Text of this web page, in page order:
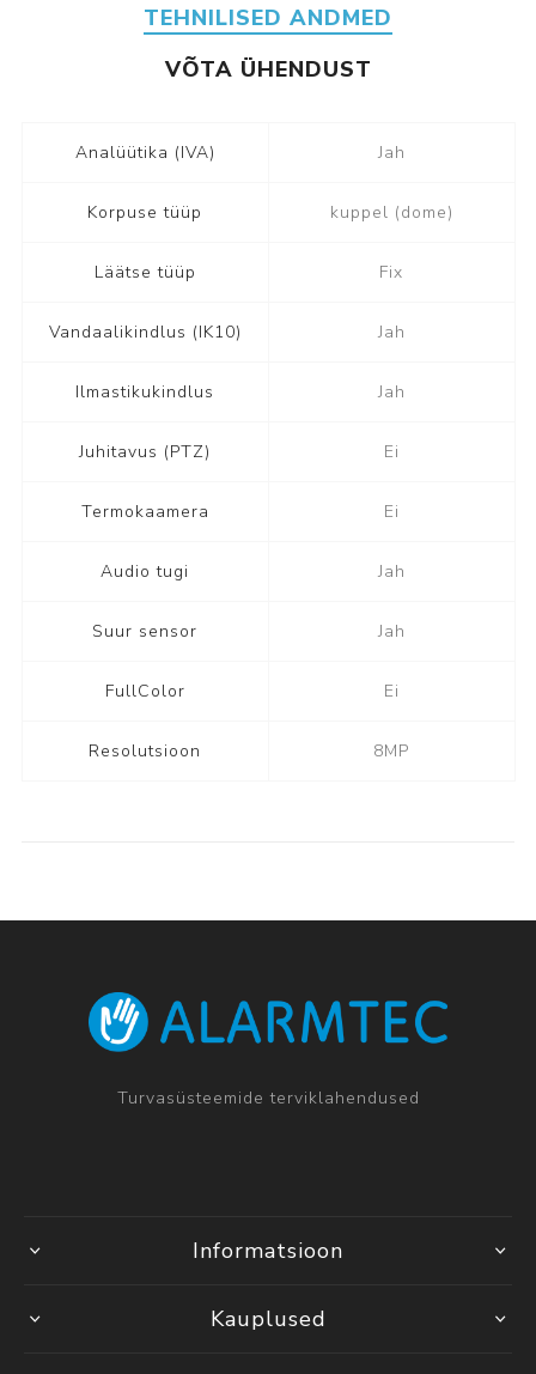
TEHNILISED ANDMED
VÕTA ÜHENDUST
Analüütika (IVA) Jah
Korpuse tüüp kuppel (dome)
Läätse tüüp Fix
Vandaalikindlus (IK10) Jah
Ilmastikukindlus Jah
Juhitavus (PTZ) Ei
Termokaamera Ei
Audio tugi Jah
Suur sensor Jah
FullColor Ei
Resolutsioon 8MP
Turvasüsteemide terviklahendused
Informatsioon
Kauplused